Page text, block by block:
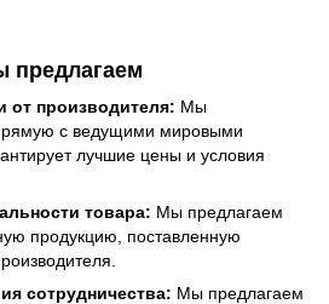
предлагаем
от производителя: Мы
с ведущими мировыми
лучшие цены и условия
товара: Мы предлагаем
продукцию, поставленную
сотрудничества: Мы предлагаем